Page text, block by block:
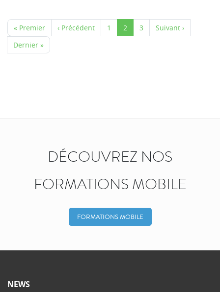
« Premier ‹ Précédent 1 2 3
Suivant ›
Dernier »
DÉCOUVREZ NOS
FORMATIONS MOBILE
FORMATIONS MOBILE
NEWS